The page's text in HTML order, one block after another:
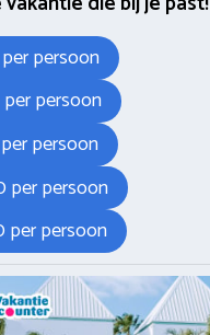
persoon
persoon
persoon
per persoon
per persoon